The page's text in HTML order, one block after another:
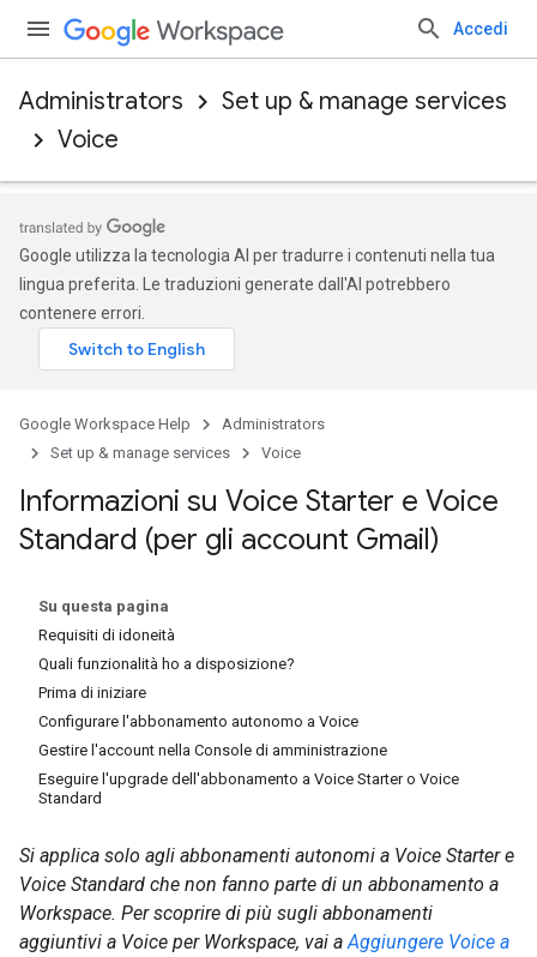
Accedi
Administrators
Set up & manage services
Voice
Google utilizza la tecnologia AI per tradurre i contenuti nella tua
lingua preferita. Le traduzioni generate dall'AI potrebbero
contenere errori.
Google Workspace Help
Administrators
Set up & manage services
Voice
Informazioni su Voice Starter e Voice
Standard (per gli account Gmail)
Su questa pagina
Requisiti di idoneità
Quali funzionalità ho a disposizione?
Prima di iniziare
Configurare l'abbonamento autonomo a Voice
Gestire l'account nella Console di amministrazione
Eseguire l'upgrade dell'abbonamento a Voice Starter o Voice
Standard
Si applica solo agli abbonamenti autonomi a Voice Starter e
Voice Standard che non fanno parte di un abbonamento a
Workspace. Per scoprire di più sugli abbonamenti
aggiuntivi a Voice per Workspace, vai aAggiungere Voice a